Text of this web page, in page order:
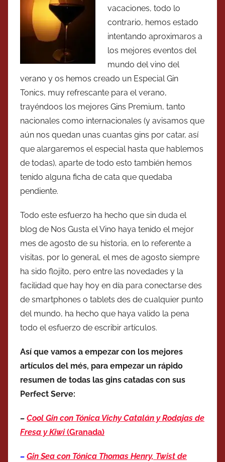
vacaciones, todo lo
contrario, hemos estado
intentando aproximaros a
los mejores eventos del
mundo del vino del
verano y os hemos creado un Especial Gin
Tonics, muy refrescante para el verano,
trayéndoos los mejores Gins Premium, tanto
nacionales como internacionales (y avisamos que
aún nos quedan unas cuantas gins por catar, así
que alargaremos el especial hasta que hablemos
de todas), aparte de todo esto también hemos
tenido alguna ficha de cata que quedaba
pendiente.
Todo este esfuerzo ha hecho que sin duda el
blog de Nos Gusta el Vino haya tenido el mejor
mes de agosto de su historia, en lo referente a
visitas, por lo general, el mes de agosto siempre
ha sido flojito, pero entre las novedades y la
facilidad que hay hoy en día para conectarse des
de smartphones o tablets des de cualquier punto
del mundo, ha hecho que haya valido la pena
todo el esfuerzo de escribir artículos.
Así que vamos a empezar con los mejores
artículos del més, para empezar un rápido
resumen de todas las gins catadas con sus
Perfect Serve:
– Cool Gin con Tónica Vichy Catalán y Rodajas de
Fresa y Kiwi(Granada)
– Gin Sea con Tónica Thomas Henry, Twist de